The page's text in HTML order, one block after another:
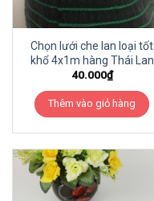
Chọn lưới che lan loại tốt
khổ 4x1m hàng Thái Lan
40.000₫
Thêm vào giỏ hàng